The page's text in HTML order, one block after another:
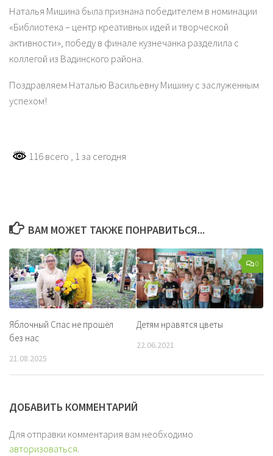
Наталья Мишина была признана победителем в номинации
«Библиотека – центр креативных идей и творческой
активности», победу в финале кузнечанка разделила с
коллегой из Вадинского района.
Поздравляем Наталью Васильевну Мишину с заслуженным
успехом!
116 всего , 1 за сегодня
ВАМ МОЖЕТ ТАКЖЕ ПОНРАВИТЬСЯ...
Яблочный Спас не прошёл
без нас
21.08.2025
0
Детям нравятся цветы
22.06.2021
ДОБАВИТЬ КОММЕНТАРИЙ
Для отправки комментария вам необходимо
авторизоваться.